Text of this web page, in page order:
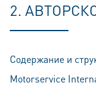
2.
Содержание и
Motorservice